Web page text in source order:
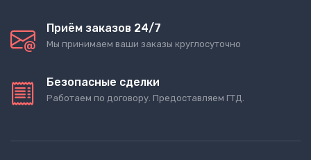
Приём заказов 24/7
Мы принимаем ваши заказы круглосуточно
Безопасные сделки
Работаем по договору. Предоставляем ГТД.